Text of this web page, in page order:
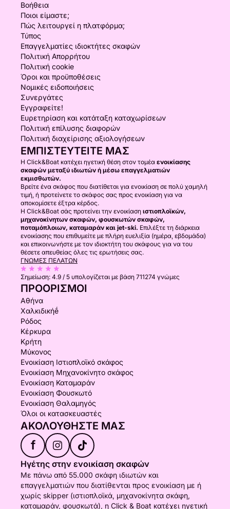
Βοήθεια
Ποιοι είμαστε;
Πώς λειτουργεί η πλατφόρμα;
Τύπος
Επαγγελματίες ιδιοκτήτες σκαφών
Πολιτική Απορρήτου
Πολιτική cookie
Όροι και προϋποθέσεις
Νομικές ειδοποιήσεις
Συνεργάτες
Εγγραφείτε!
Ευρετηρίαση και κατάταξη καταχωρίσεων
Πολιτική επίλυσης διαφορών
Πολιτική διαχείρισης αξιολογήσεων
ΕΜΠΙΣΤΕΥΤΕΊΤΕ ΜΑΣ
Η Click&Boat κατέχει ηγετική θέση στον τομέα ενοικίασης
σκαφών μεταξύ ιδιωτών ή μέσω επαγγελματιών
εκμισθωτών.
Βρείτε ένα σκάφος που διατίθεται για ενοικίαση σε πολύ χαμηλή
τιμή, ή προτείνετε το σκάφος σας προς ενοικίαση για να
αποκομίσετε έξτρα κέρδος.
Η Click&Boat σάς προτείνει την ενοικίαση ιστιοπλοϊκών,
μηχανοκίνητων σκαφών, φουσκωτών σκαφών,
ποταμόπλοιων, καταμαράν και jet-ski. Επιλέξτε τη διάρκεια
ενοικίασης που επιθυμείτε με πλήρη ευελιξία (ημέρα, εβδομάδα)
και επικοινωνήστε με τον ιδιοκτήτη του σκάφους για να του
θέσετε απευθείας όλες τις ερωτήσεις σας.
ΓΝΏΜΕΣ ΠΕΛΑΤΏΝ
Σημείωση: 4.9 / 5 υπολογίζεται με βάση 711274 γνώμες
ΠΡΟΟΡΙΣΜΟΊ
Αθήνα
Χαλκιδικήḗ
Ρόδος
Κέρκυρα
Κρήτη
Μύκονος
Ενοικίαση Ιστιοπλοϊκό σκάφος
Ενοικίαση Μηχανοκίνητο σκάφος
Ενοικίαση Καταμαράν
Ενοικίαση Φουσκωτό
Ενοικίαση Θαλαμηγός
Όλοι οι κατασκευαστές
ΑΚΟΛΟΥΘΉΣΤΕ ΜΑΣ
f
Ηγέτης στην ενοικίαση σκαφών
Με πάνω από 55.000 σκάφη ιδιωτών και
επαγγελματιών που διατίθενται προς ενοικίαση με ή
χωρίς skipper (ιστιοπλοϊκά, μηχανοκίνητα σκάφη,
καταμαράν, φουσκωτά), η Click & Boat κατέχει ηγετική